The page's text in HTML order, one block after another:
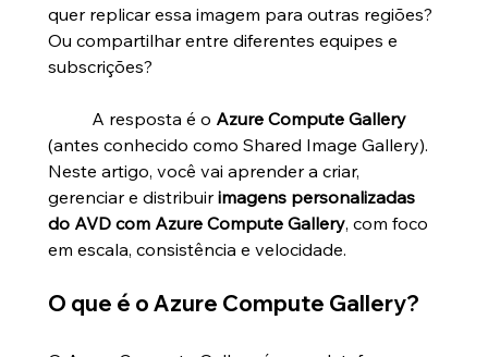
quer replicar essa imagem para outras regiões?
Ou compartilhar entre diferentes equipes e
subscrições?
	A resposta é o
Azure Compute Gallery
(antes conhecido como Shared Image Gallery).
Neste artigo, você vai aprender a criar,
gerenciar e distribuir imagens personalizadas
do AVD com Azure Compute Gallery, com foco
em escala, consistência e velocidade.
O que é o Azure Compute Gallery?